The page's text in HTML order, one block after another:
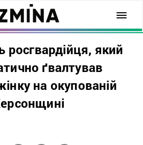
росгвардійця, який
ґвалтував
на окупованій